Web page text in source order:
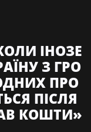
ІНОЗЕ
З ГРО
ПРО
ПІСЛЯ
КОШТИ»